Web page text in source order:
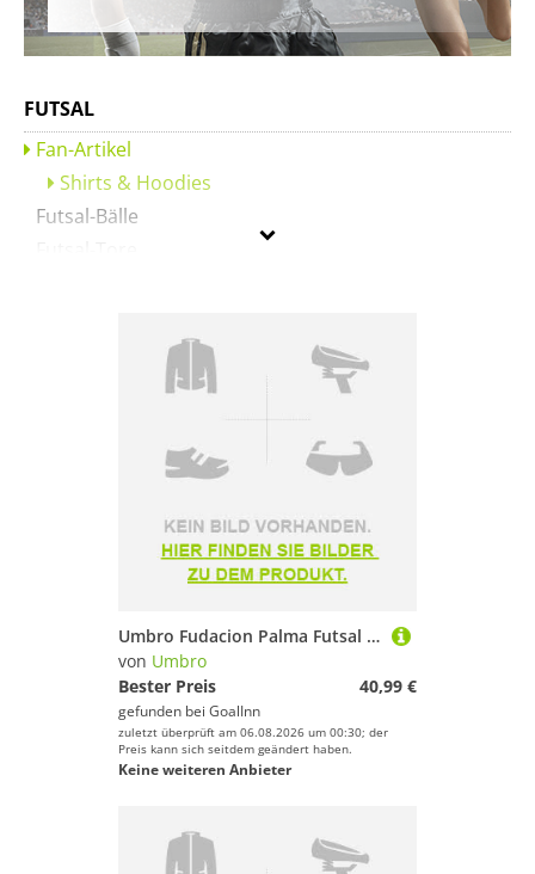
FUTSAL
Fan-Artikel
Shirts & Hoodies
Futsal-Bälle
Umbro Fudacion Palma Futsal 24-25 Short Sleeve T-shirt Grün M
von Umbro
Bester Preis
40,99 €
gefunden bei GoalInn
zuletzt überprüft am 06.08.2026 um 00:30; der
Preis kann sich seitdem geändert haben.
Keine weiteren Anbieter